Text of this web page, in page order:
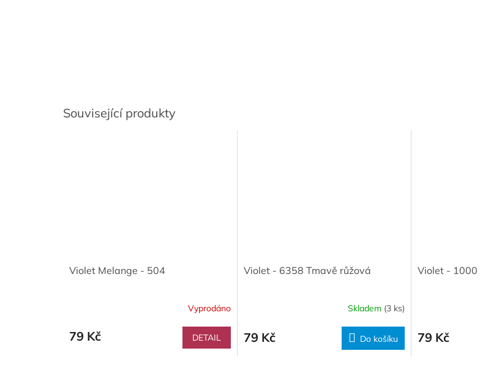
Související produkty
Violet Melange - 504
Vyprodáno
79 Kč DETAIL
Violet - 6358 Tmavě růžová
Skladem (3 ks)
79 Kč Do košíku
Violet - 1000
79 Kč